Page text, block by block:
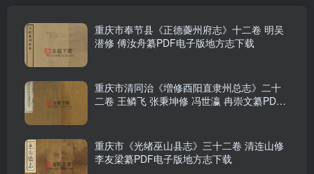
重庆市奉节县《正德虁州府志》十二卷 明吴
潜修 傅汝舟纂PDF电子版地方志下载
重庆市清同治《増修酉阳直隶州总志》二十
二卷 王鳞飞 张秉坤修 冯世瀛 冉崇文纂PDF
重庆市《光绪巫山县志》三十二卷 清连山修
李友梁纂PDF电子版地方志下载